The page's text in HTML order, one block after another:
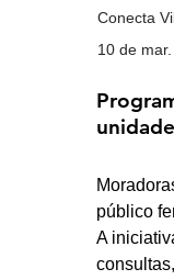
Conecta
10 de
público
A